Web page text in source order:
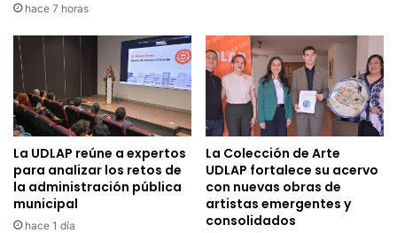
hace 7 horas
La UDLAP reúne a expertos
para analizar los retos de
la administración pública
municipal
hace 1 día
La Colección de Arte
UDLAP fortalece su acervo
con nuevas obras de
artistas emergentes y
consolidados